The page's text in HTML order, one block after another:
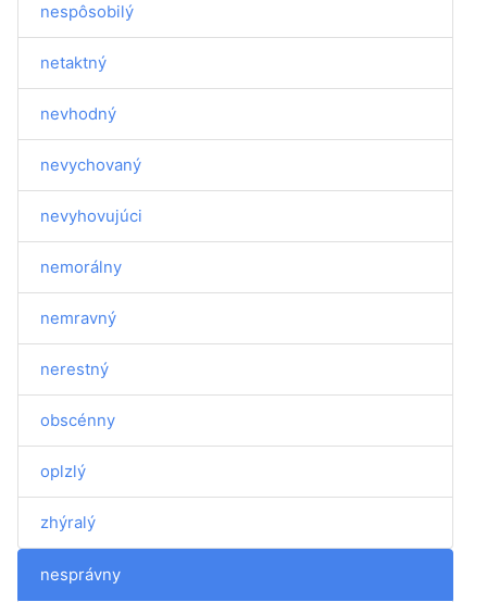
nespôsobilý
netaktný
nevhodný
nevychovaný
nevyhovujúci
nemorálny
nemravný
nerestný
obscénny
oplzlý
zhýralý
nesprávny